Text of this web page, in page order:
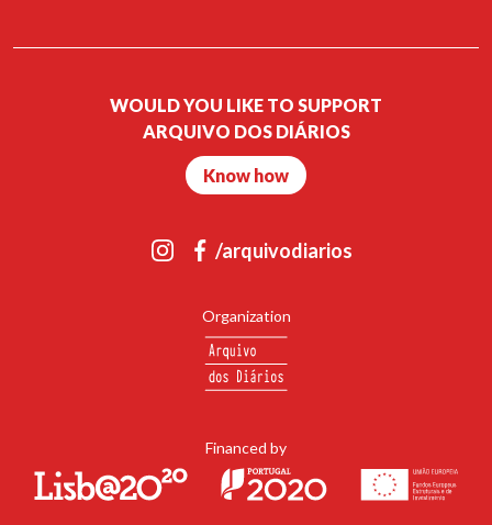
WOULD YOU LIKE TO SUPPORT
ARQUIVO DOS DIÁRIOS
Know how
/arquivodiarios
Organization
Financed by